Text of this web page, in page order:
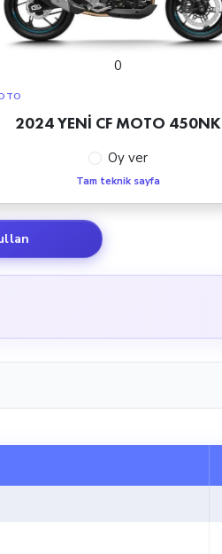
0
2024 YENİ CF MOTO 450NK
Oy ver
Tam teknik sayfa